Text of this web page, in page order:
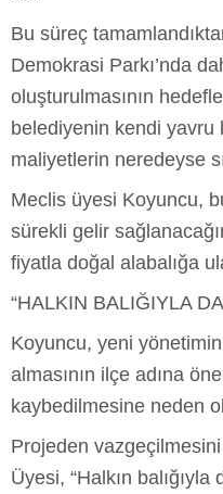
Bu süreç
Demokrasi Parkı’nda
oluşturulmasının
belediyenin kendi yavru
maliyetlerin neredeyse
Meclis üyesi Koyuncu,
sürekli gelir
fiyatla doğal alabalığa
“HALKIN BALIĞIYLA
Koyuncu, yeni
almasının ilçe adına
kaybedilmesine neden
Projeden
Üyesi, “Halkın